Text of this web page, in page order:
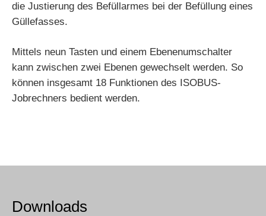
die Justierung des Befüllarmes bei der Befüllung eines
Güllefasses.
Mittels neun Tasten und einem Ebenenumschalter
kann zwischen zwei Ebenen gewechselt werden. So
können insgesamt 18 Funktionen des ISOBUS-
Jobrechners bedient werden.
Downloads